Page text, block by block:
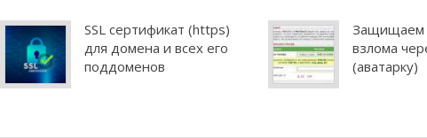
SSL сертификат (https)
для домена и всех его
поддоменов
Защищаем
взлома
(аватарку)